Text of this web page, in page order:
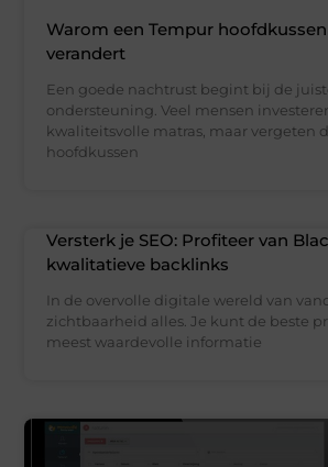
Warom een Tempur
verandert
Een goede nachtrust begint bij de
ondersteuning. Veel mensen
kwaliteitsvolle matras, maar vergeten
hoofdkussen
Versterk je SEO: Profiteer van
kwalitatieve backlinks
In de overvolle digitale wereld van
zichtbaarheid alles. Je kunt de beste
meest waardevolle informatie